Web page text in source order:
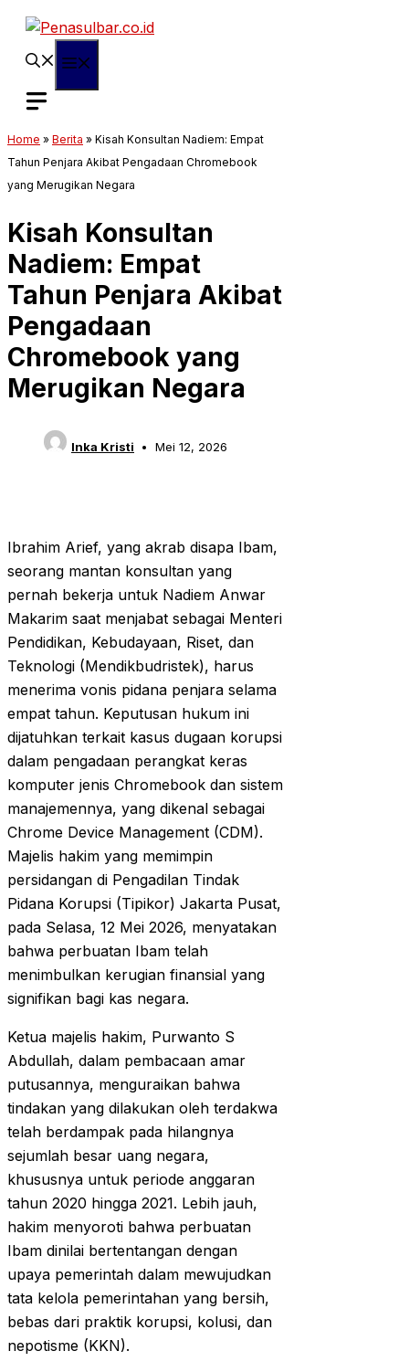
Langsung
Home » Berita » Kisah Konsultan Nadiem: Empat
Tahun Penjara Akibat Pengadaan Chromebook
yang Merugikan Negara
Kisah Konsultan
Nadiem: Empat
Tahun Penjara Akibat
Pengadaan
Chromebook yang
Merugikan Negara
Inka Kristi Mei 12, 2026
Ibrahim Arief, yang akrab disapa Ibam,
seorang mantan konsultan yang
pernah bekerja untuk Nadiem Anwar
Makarim saat menjabat sebagai Menteri
Pendidikan, Kebudayaan, Riset, dan
Teknologi (Mendikbudristek), harus
menerima vonis pidana penjara selama
empat tahun. Keputusan hukum ini
dijatuhkan terkait kasus dugaan korupsi
dalam pengadaan perangkat keras
komputer jenis Chromebook dan sistem
manajemennya, yang dikenal sebagai
Chrome Device Management (CDM).
Majelis hakim yang memimpin
persidangan di Pengadilan Tindak
Pidana Korupsi (Tipikor) Jakarta Pusat,
pada Selasa, 12 Mei 2026, menyatakan
bahwa perbuatan Ibam telah
menimbulkan kerugian finansial yang
signifikan bagi kas negara.
Ketua majelis hakim, Purwanto S
Abdullah, dalam pembacaan amar
putusannya, menguraikan bahwa
tindakan yang dilakukan oleh terdakwa
telah berdampak pada hilangnya
sejumlah besar uang negara,
khususnya untuk periode anggaran
tahun 2020 hingga 2021. Lebih jauh,
hakim menyoroti bahwa perbuatan
Ibam dinilai bertentangan dengan
upaya pemerintah dalam mewujudkan
tata kelola pemerintahan yang bersih,
bebas dari praktik korupsi, kolusi, dan
nepotisme (KKN).